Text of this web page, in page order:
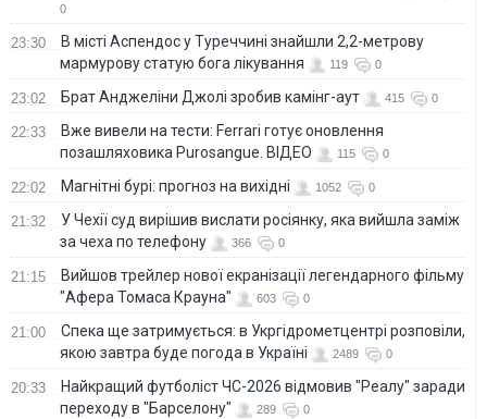
0
23:30
В місті Аспендос у Туреччині знайшли 2,2-метрову
мармурову статую бога лікування
119 0
23:02 Брат Анджеліни Джолі зробив камінг-аут 415 0
22:33
Вже вивели на тести: Ferrari готує оновлення
позашляховика Purosangue. ВІДЕО
115 0
22:02 Магнітні бурі: прогноз на вихідні 1052 0
21:32
У Чехії суд вирішив вислати росіянку, яка вийшла заміж
за чеха по телефону
366 0
21:15
Вийшов трейлер нової екранізації легендарного фільму
"Афера Томаса Крауна"
603 0
21:00
Спека ще затримується: в Укргідрометцентрі розповіли,
якою завтра буде погода в Україні
2489 0
20:33
Найкращий футболіст ЧС-2026 відмовив "Реалу" заради
переходу в "Барселону"
289 0